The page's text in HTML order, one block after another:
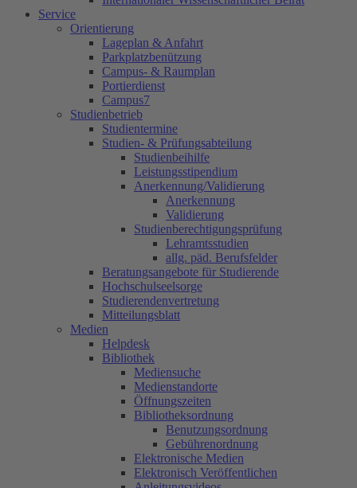
Service
Orientierung
Lageplan & Anfahrt
Parkplatzbenützung
Campus- & Raumplan
Portierdienst
Campus7
Studienbetrieb
Studientermine
Studien- & Prüfungsabteilung
Studienbeihilfe
Leistungsstipendium
Anerkennung/Validierung
Anerkennung
Validierung
Studienberechtigungsprüfung
Lehramtsstudien
allg. päd. Berufsfelder
Beratungsangebote für Studierende
Hochschulseelsorge
Studierendenvertretung
Mitteilungsblatt
Medien
Helpdesk
Bibliothek
Mediensuche
Medienstandorte
Öffnungszeiten
Bibliotheksordnung
Benutzungsordnung
Gebührenordnung
Elektronische Medien
Elektronisch Veröffentlichen